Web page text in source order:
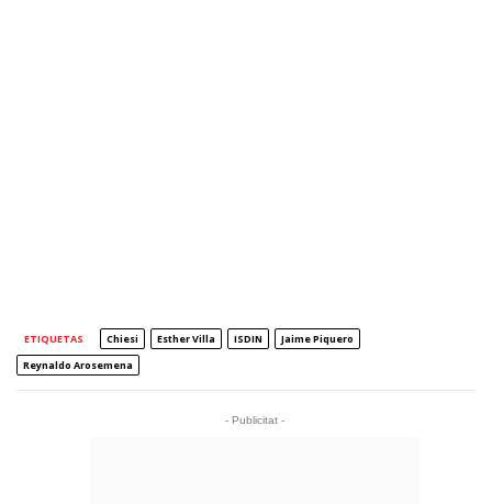
ETIQUETAS Chiesi Esther Villa ISDIN
Jaime Piquero
Reynaldo Arosemena
- Publicitat -